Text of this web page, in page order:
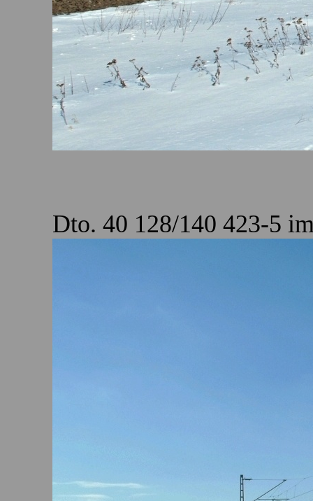
Dto. 40 128/140 423-5